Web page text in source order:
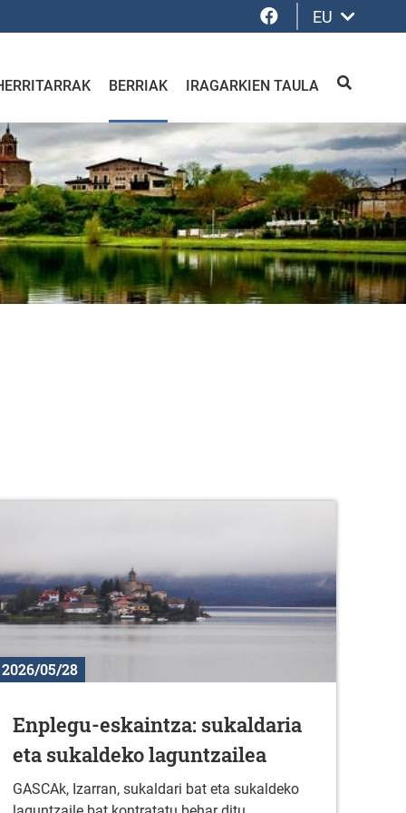
Facebook
EU
BERRIAK IRAGARKIEN TAULA BILATU
2026/05/28
Enplegu-eskaintza: sukaldaria
eta sukaldeko laguntzailea
GASCAk, Izarran, sukaldari bat eta sukaldeko